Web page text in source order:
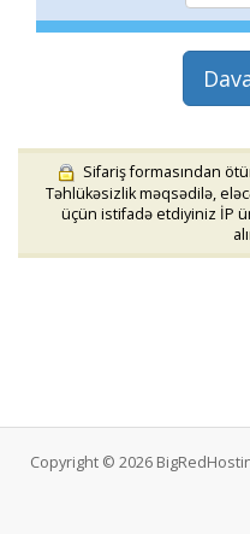
Sifariş formasından
Təhlükəsizlik məqsədilə,
üçün istifadə etdiyiniz İP
Copyright © 2026